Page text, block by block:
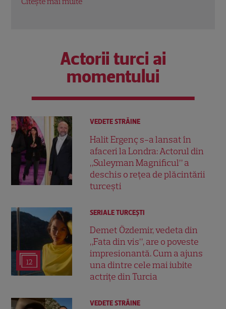
Actorii turci ai
momentului
VEDETE STRĂINE
Halit Ergenç s-a lansat în
afaceri la Londra: Actorul din
„Suleyman Magnificul” a
deschis o rețea de plăcintării
turcești
12
SERIALE TURCEŞTI
Demet Özdemir, vedeta din
„Fata din vis”, are o poveste
impresionantă. Cum a ajuns
una dintre cele mai iubite
actrițe din Turcia
VEDETE STRĂINE